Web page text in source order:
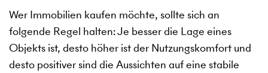
Wer Immobilien kaufen möchte, sollte sich an
folgende Regel halten: Je besser die Lage eines
Objekts ist, desto höher ist der Nutzungskomfort und
desto positiver sind die Aussichten auf eine stabile